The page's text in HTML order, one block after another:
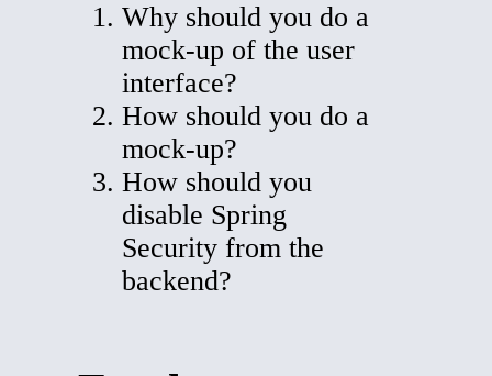
Why should you do a
mock-up of the user
interface?
How should you do a
mock-up?
How should you
disable Spring
Security from the
backend?